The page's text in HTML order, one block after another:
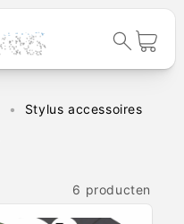
Stylus accessoires
6 producten